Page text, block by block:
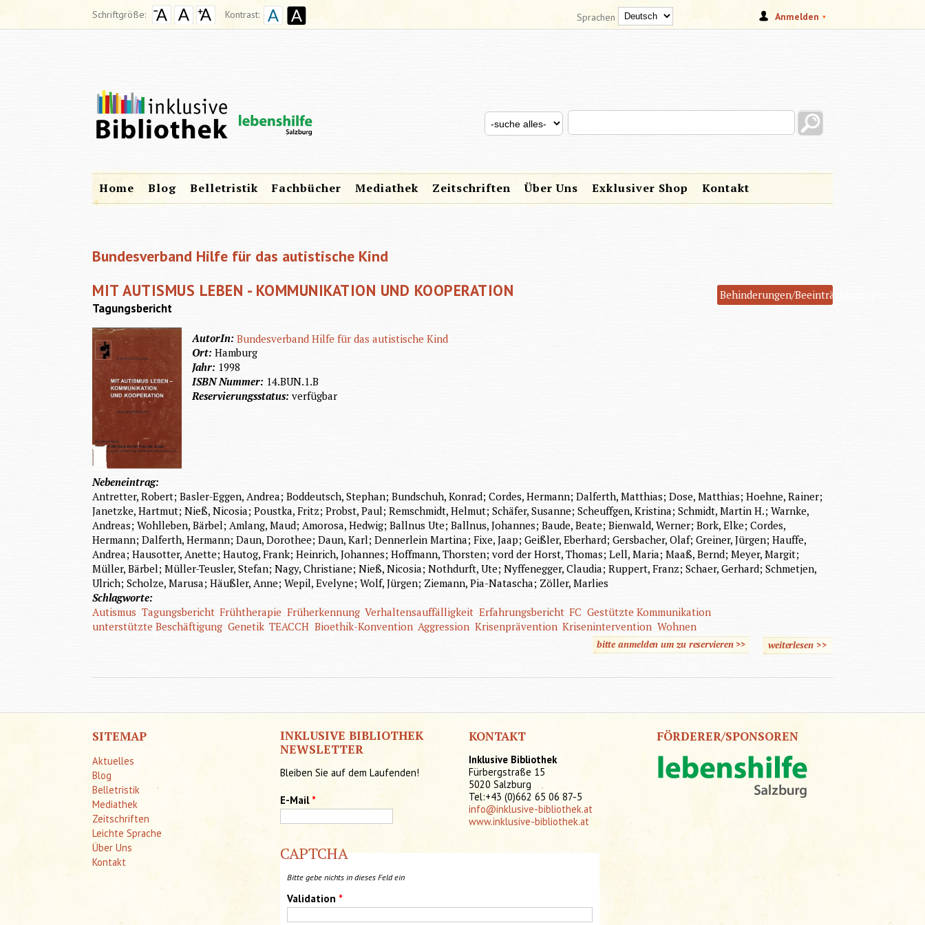
Schriftgröße: Kontrast: Anmelden
Sprachen
SUCHFORMULAR
Search this site
Search for
Home Blog Belletristik Fachbücher Mediathek Zeitschriften Über Uns Exklusiver Shop Kontakt
Bundesverband Hilfe für das autistische Kind
MIT AUTISMUS LEBEN - KOMMUNIKATION UND KOOPERATION Behinderungen/Beeinträchtigungen
Tagungsbericht
AutorIn:Bundesverband Hilfe für das autistische Kind
Ort:Hamburg
Jahr: 1998
ISBN Nummer: 14.BUN.1.B
Reservierungsstatus:verfügbar
Nebeneintrag:
Antretter, Robert; Basler-Eggen, Andrea; Boddeutsch, Stephan; Bundschuh, Konrad; Cordes, Hermann; Dalferth, Matthias; Dose, Matthias; Hoehne, Rainer;
Janetzke, Hartmut; Nieß, Nicosia; Poustka, Fritz; Probst, Paul; Remschmidt, Helmut; Schäfer, Susanne; Scheuffgen, Kristina; Schmidt, Martin H.; Warnke,
Andreas; Wohlleben, Bärbel; Amlang, Maud; Amorosa, Hedwig; Ballnus Ute; Ballnus, Johannes; Baude, Beate; Bienwald, Werner; Bork, Elke; Cordes,
Hermann; Dalferth, Hermann; Daun, Dorothee; Daun, Karl; Dennerlein Martina; Fixe, Jaap; Geißler, Eberhard; Gersbacher, Olaf; Greiner, Jürgen; Hauffe,
Andrea; Hausotter, Anette; Hautog, Frank; Heinrich, Johannes; Hoffmann, Thorsten; vord der Horst, Thomas; Lell, Maria; Maaß, Bernd; Meyer, Margit;
Müller, Bärbel; Müller-Teusler, Stefan; Nagy, Christiane; Nieß, Nicosia; Nothdurft, Ute; Nyffenegger, Claudia; Ruppert, Franz; Schaer, Gerhard; Schmetjen,
Ulrich; Scholze, Marusa; Häußler, Anne; Wepil, Evelyne; Wolf, Jürgen; Ziemann, Pia-Natascha; Zöller, Marlies
Schlagworte:
Autismus Tagungsbericht Frühtherapie Früherkennung Verhaltensauffälligkeit Erfahrungsbericht FC Gestützte Kommunikation
unterstützte Beschäftigung Genetik TEACCH Bioethik-Konvention Aggression Krisenprävention Krisenintervention Wohnen
bitte anmelden um zu reservieren >> weiterlesen über Mit Autismus Leben
>>
SITEMAP
Aktuelles
Blog
Belletristik
Mediathek
Zeitschriften
Leichte Sprache
Über Uns
Kontakt
INKLUSIVE BIBLIOTHEK
NEWSLETTER
Bleiben Sie auf dem Laufenden!
E-Mail *
CAPTCHA
Bitte gebe nichts in dieses Feld ein
Validation *
KONTAKT
Inklusive Bibliothek
Fürbergstraße 15
5020 Salzburg
Tel:+43 (0)662 65 06 87-5
info@inklusive-bibliothek.at
www.inklusive-bibliothek.at
FÖRDERER/SPONSOREN